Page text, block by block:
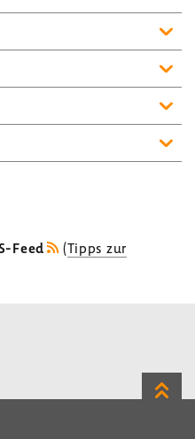
Feed (Tipps zur
Zum